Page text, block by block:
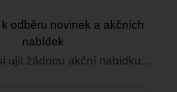
odběru novinek a akčních
nabídek
ujít žádnou akční nabídku...